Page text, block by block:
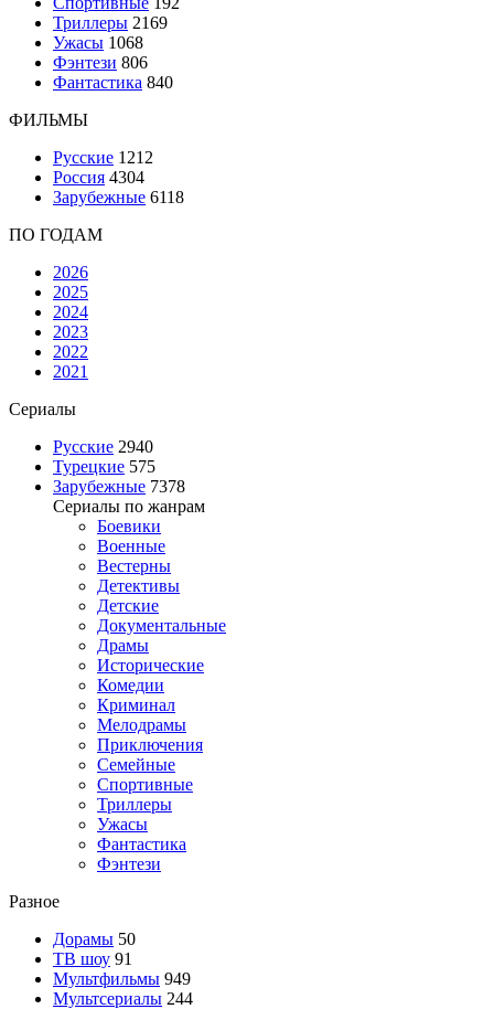
Триллеры 2169
Ужасы 1068
Фэнтези 806
Фантастика 840
ФИЛЬМЫ
Русские 1212
Россия 4304
Зарубежные 6118
ПО ГОДАМ
2026
2025
2024
2023
2022
2021
Сериалы
Русские 2940
Турецкие 575
Зарубежные 7378
Сериалы по жанрам
Боевики
Военные
Вестерны
Детективы
Детские
Документальные
Драмы
Исторические
Комедии
Криминал
Мелодрамы
Приключения
Семейные
Спортивные
Триллеры
Ужасы
Фантастика
Фэнтези
Разное
Дорамы 50
ТВ шоу 91
Мультфильмы 949
Мультсериалы 244